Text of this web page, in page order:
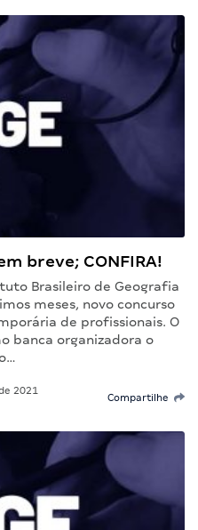
breve; CONFIRA!
Brasileiro de Geografia
meses, novo concurso
de profissionais. O
banca organizadora o
2021
Compartilhe